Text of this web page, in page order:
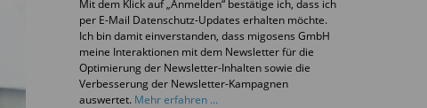
Mit dem Klick auf „Anmelden“ bestätige ich, dass ich
per E-Mail Datenschutz-Updates erhalten möchte.
Ich bin damit einverstanden, dass migosens GmbH
meine Interaktionen mit dem Newsletter für die
Optimierung der Newsletter-Inhalten sowie die
Verbesserung der Newsletter-Kampagnen
auswertet. Mehr erfahren ...